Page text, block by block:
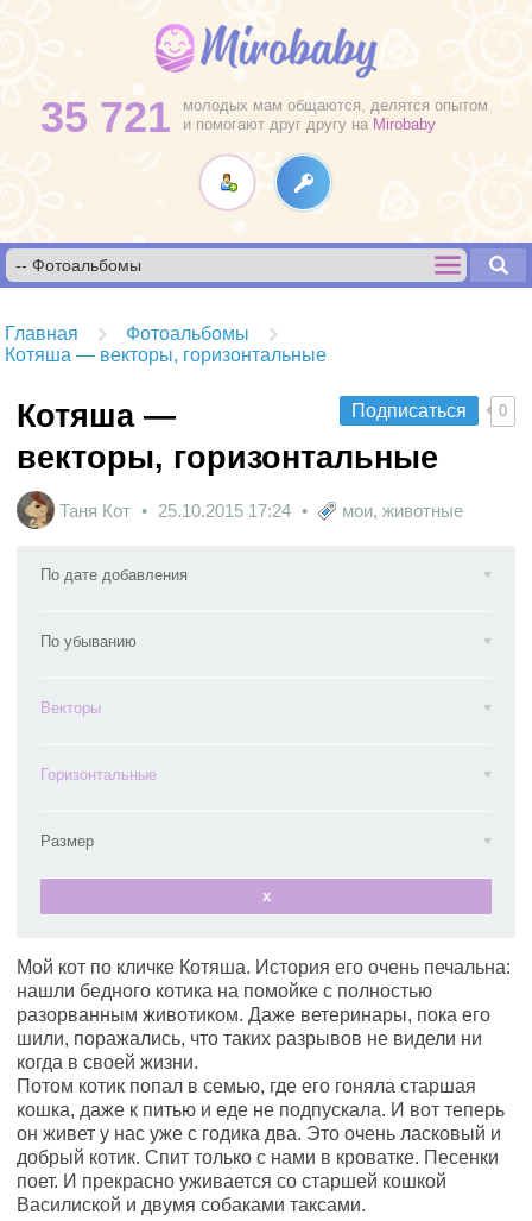
35 721
молодых мам общаются, делятся опытом
и помогают друг другу на Mirobaby
Главная
Фотоальбомы
Котяша — векторы, горизонтальные
Подписаться 0
Котяша —
векторы, горизонтальные
Таня Кот 25.10.2015 17:24 мои, животные
По дате добавления
По убыванию
Векторы
Горизонтальные
Размер
x
Мой кот по кличке Котяша. История его очень печальна:
нашли бедного котика на помойке с полностью
разорванным животиком. Даже ветеринары, пока его
шили, поражались, что таких разрывов не видели ни
когда в своей жизни.
Потом котик попал в семью, где его гоняла старшая
кошка, даже к питью и еде не подпускала. И вот теперь
он живет у нас уже с годика два. Это очень ласковый и
добрый котик. Спит только с нами в кроватке. Песенки
поет. И прекрасно уживается со старшей кошкой
Василиской и двумя собаками таксами.